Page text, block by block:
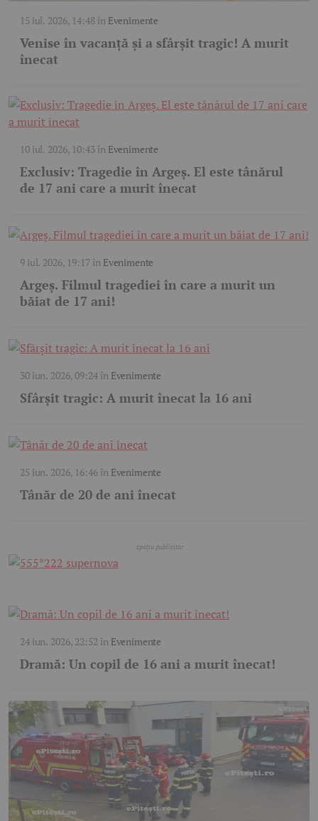
15 iul. 2026, 14:48în Evenimente
Venise în vacanță și a sfârșit tragic! A murit
înecat
10 iul. 2026, 10:43în Evenimente
Exclusiv: Tragedie în Argeș. El este tânărul
de 17 ani care a murit înecat
9 iul. 2026, 19:17în Evenimente
Argeș. Filmul tragediei în care a murit un
băiat de 17 ani!
30 iun. 2026, 09:24în Evenimente
Sfârșit tragic: A murit înecat la 16 ani
25 iun. 2026, 16:46în Evenimente
Tânăr de 20 de ani înecat
24 iun. 2026, 22:52 în Evenimente
Dramă: Un copil de 16 ani a murit înecat!